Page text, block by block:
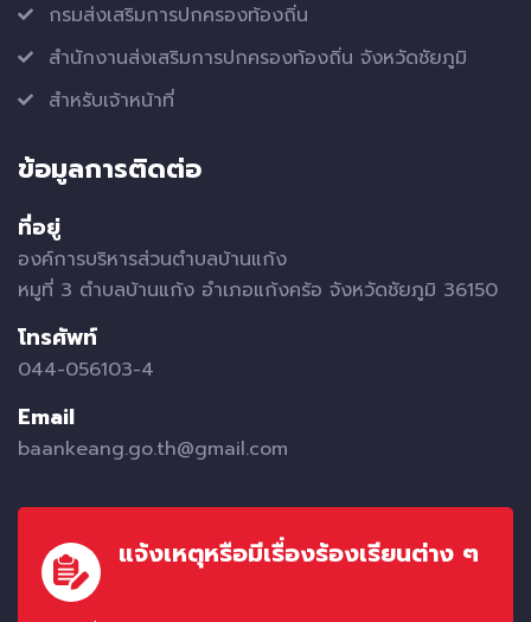
กรมส่งเสริมการปกครองท้องถิ่น
สำนักงานส่งเสริมการปกครองท้องถิ่น จังหวัดชัยภูมิ
สำหรับเจ้าหน้าที่
ข้อมูลการติดต่อ
ที่อยู่
องค์การบริหารส่วนตำบลบ้านแก้ง
หมูที่ 3 ตำบลบ้านแก้ง อำเภอแก้งคร้อ จังหวัดชัยภูมิ 36150
โทรศัพท์
044-056103-4
Email
baankeang.go.th@gmail.com
แจ้งเหตุหรือมีเรื่องร้องเรียนต่าง ๆ